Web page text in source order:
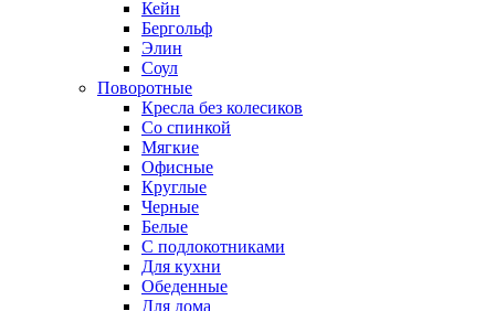
Кейн
Бергольф
Элин
Соул
Поворотные
Кресла без колесиков
Со спинкой
Мягкие
Офисные
Круглые
Черные
Белые
С подлокотниками
Для кухни
Обеденные
Для дома